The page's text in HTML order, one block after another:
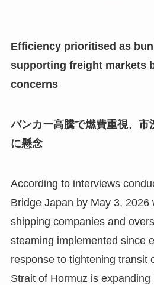
Efficiency prioritised as
supporting freight markets
concerns
バンカー高騰で燃費重視、市
に懸念
According to interviews
Bridge Japan by May 3, 2026
shipping companies and
steaming implemented since
response to tightening transit
Strait of Hormuz is